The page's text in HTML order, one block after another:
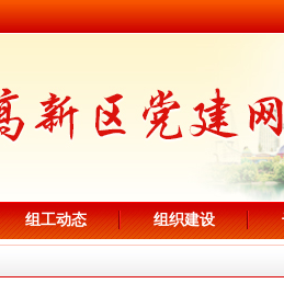
组工动态 组织建设